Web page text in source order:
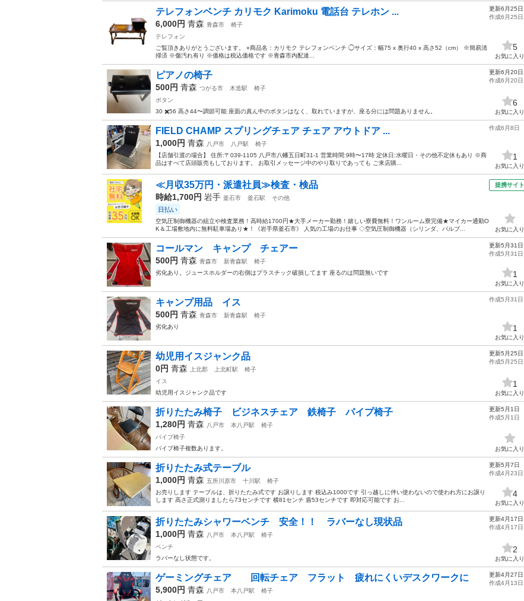
テレフォンベンチ カリモク Karimoku 電話台 テレホン ...
6,000円 青森 青森市
椅子
テレフォン
ご覧頂きありがとうございます。 ○商品名：カリモク テレフォンベンチ ◯サイズ：幅75 x 奥行40 x 高さ52（cm） ※簡易清
掃済 ※傷汚れ有り ※価格は税込価格です ※青森市内配達...
更新6月25日
作成6月25日
5
お気に入り
ピアノの椅子
500円 青森 つがる市 木造駅
椅子
ボタン
30 ✖️56 高さ44〜調節可能 座面の真ん中のボタンはなく、取れていますが、座る分には問題ありません。
更新6月20日
作成6月20日
6
お気に入り
FIELD CHAMP スプリングチェア チェア アウトドア ...
1,000円 青森 八戸市 八戸駅
椅子
【店舗引渡の場合】 住所:〒039-1105 八戸市八幡五日町31-1 営業時間:9時〜17時 定休日:水曜日・その他不定休もあり ※商
品はすべて店頭販売もしております。 お取引メッセージ中のやり取りであっても ご来店購...
作成6月8日
1
お気に入り
≪月収35万円・派遣社員≫検査・検品
時給1,700円 岩手 釜石市 釜石駅 その他
日払い
空気圧制御機器の組立や検査業務！高時給1700円★大手メーカー勤務！嬉しい寮費無料！ワンルーム寮完備★マイカー通勤O
K＆工場敷地内に無料駐車場あり★！《岩手県釜石市》 人気の工場のお仕事 ◇空気圧制御機器（シリンダ、バルブ...
提携サイト
お気に入り
コールマン キャンプ チェアー
500円 青森 青森市 新青森駅
椅子
劣化あり。ジュースホルダーの右側はプラスチック破損してます 座るのは問題無いです
更新5月31日
作成5月31日
1
お気に入り
キャンプ用品 イス
500円 青森 青森市 新青森駅
椅子
劣化あり
作成5月31日
1
お気に入り
幼児用イスジャンク品
0円 青森 上北郡 上北町駅
椅子
イス
幼児用イスジャンク品です
更新5月25日
作成5月25日
1
お気に入り
折りたたみ椅子 ビジネスチェア 鉄椅子 パイプ椅子
1,280円 青森 八戸市 本八戸駅
椅子
パイプ椅子
パイプ椅子複数あります。
更新5月1日
作成5月1日
お気に入り
折りたたみ式テーブル
1,000円 青森 五所川原市 十川駅
椅子
お売りします テーブルは、折りたたみ式です お譲りします 税込み1000です 引っ越しに伴い使わないので使われ方にお譲り
します 高さ正式測りましたら73センチです 横81センチ 盾53センチです 即対応可能です お...
更新5月7日
作成4月23日
4
お気に入り
折りたたみシャワーベンチ 安全！！ ラバーなし現状品
1,000円 青森 八戸市 本八戸駅
椅子
ベンチ
ラバーなし状態です。
更新4月17日
作成4月17日
2
お気に入り
ゲーミングチェア 回転チェア フラット 疲れにくいデスクワークに
5,900円 青森 八戸市 本八戸駅
椅子
更新4月27日
作成4月13日